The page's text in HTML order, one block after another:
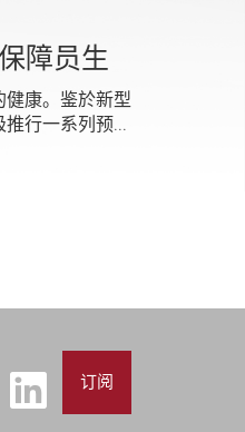
障员生
康。鉴於新型
行一系列预...
订阅
LinkedIn